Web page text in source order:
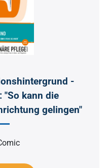
-
"So kann die
gelingen"